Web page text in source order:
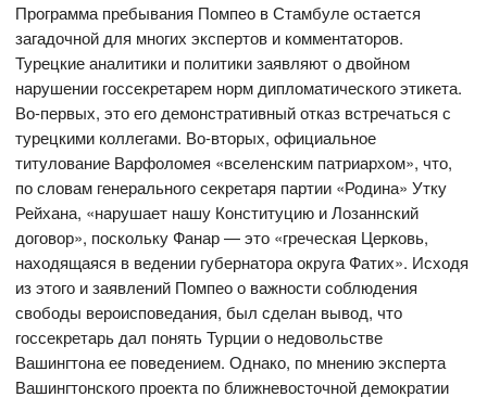
Программа пребывания Помпео в Стамбуле остается
загадочной для многих экспертов и комментаторов.
Турецкие аналитики и политики заявляют о двойном
нарушении госсекретарем норм дипломатического этикета.
Во-первых, это его демонстративный отказ встречаться с
турецкими коллегами. Во-вторых, официальное
титулование Варфоломея «вселенским патриархом», что,
по словам генерального секретаря партии «Родина» Утку
Рейхана, «нарушает нашу Конституцию и Лозаннский
договор», поскольку Фанар — это «греческая Церковь,
находящаяся в ведении губернатора округа Фатих». Исходя
из этого и заявлений Помпео о важности соблюдения
свободы вероисповедания, был сделан вывод, что
госсекретарь дал понять Турции о недовольстве
Вашингтона ее поведением. Однако, по мнению эксперта
Вашингтонского проекта по ближневосточной демократии